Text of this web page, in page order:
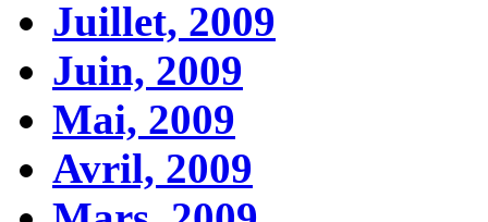
Juillet, 2009
Juin, 2009
Mai, 2009
Avril, 2009